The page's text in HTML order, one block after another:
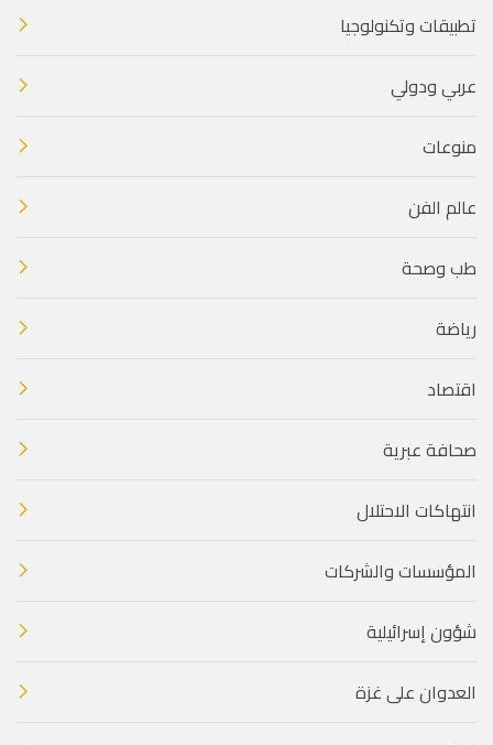
تطبيقات وتكنولوجيا
عربي ودولي
منوعات
عالم الفن
طب وصحة
رياضة
اقتصاد
صحافة عبرية
انتهاكات الاحتلال
المؤسسات والشركات
شؤون إسرائيلية
العدوان على غزة